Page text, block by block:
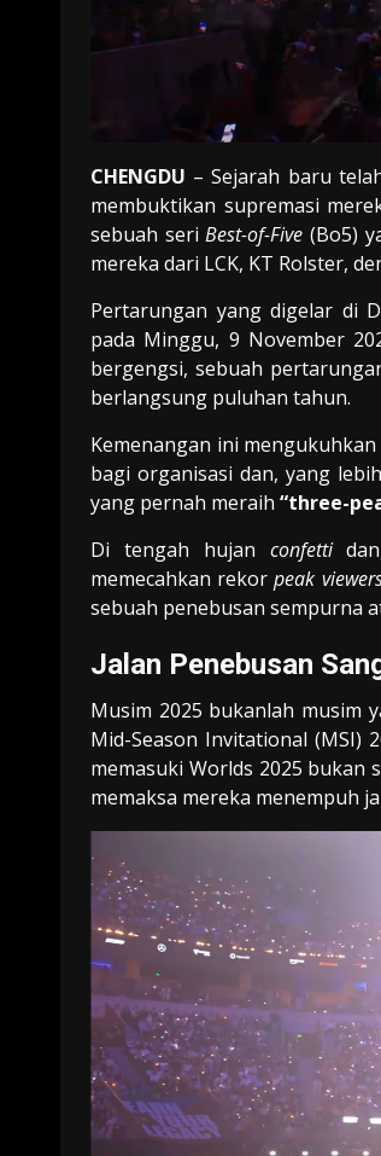
CHENGDU – Sejarah baru
membuktikan supremasi
sebuah seriBest-of-Five (Bo5)
mereka dari LCK, KT Rolster,
Pertarungan yang digelar di
pada Minggu, 9 November
bergengsi, sebuah
berlangsung puluhan tahun.
Kemenangan ini
bagi organisasi dan, yang
yang pernah meraih “three-
Di tengah hujan confettidan
memecahkan rekorpeak
sebuah penebusan sempurna
Jalan Penebusan
Musim 2025 bukanlah musim
Mid-Season Invitational (MSI)
memasuki Worlds 2025 bukan
memaksa mereka menempuh